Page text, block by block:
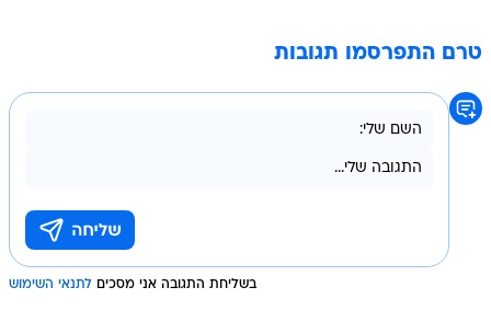
טרם התפרסמו תגובות
בשליחת התגובה אני מסכים לתנאי השימוש